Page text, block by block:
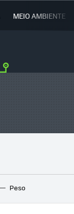
MEIO AMBIENTE
Peso